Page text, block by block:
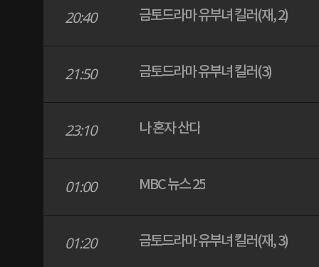
20:40 금토드라마 유부녀 킬러(재, 2)
21:50 금토드라마 유부녀 킬러(3)
23:10 나 혼자 산다
01:00 MBC 뉴스 25
01:20 금토드라마 유부녀 킬러(재, 3)